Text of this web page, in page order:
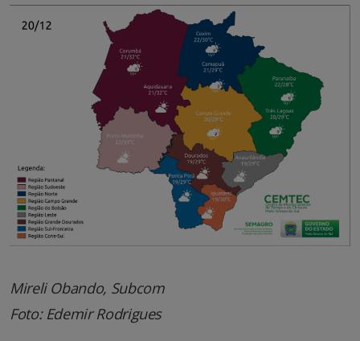
Mireli Obando, Subcom
Foto: Edemir Rodrigues